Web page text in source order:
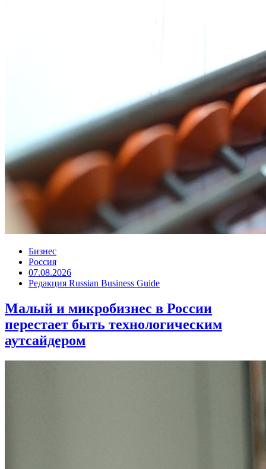
Бизнес
Россия
07.08.2026
Редакция Russian Business Guide
Малый и микробизнес в России
перестает быть технологическим
аутсайдером